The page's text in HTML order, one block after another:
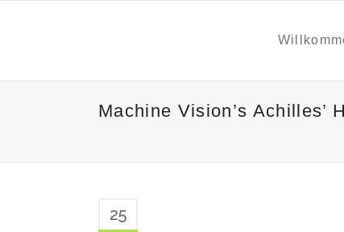
Machine Vision’s Achilles’
25